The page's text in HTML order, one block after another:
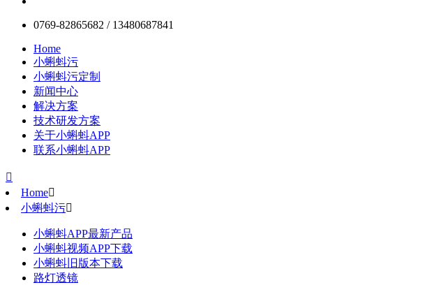
0769-82865682 / 13480687841
Home
小蝌蚪污
小蝌蚪污定制
新闻中心
解决方案
技术研发方案
关于小蝌蚪APP
联系小蝌蚪APP

Home
小蝌蚪污
小蝌蚪APP最新产品
小蝌蚪视频APP下载
小蝌蚪旧版本下载
路灯透镜